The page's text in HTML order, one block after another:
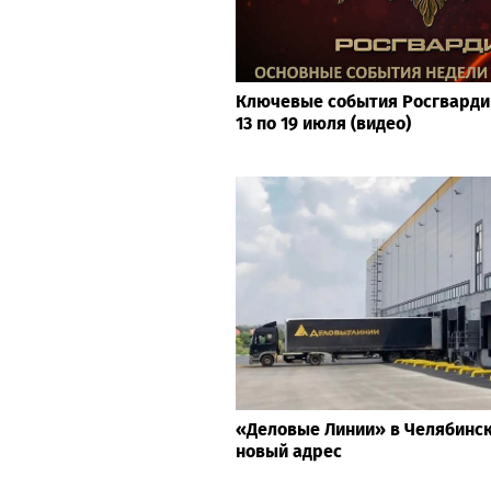
Ключевые события
13 по 19 июля (видео)
«Деловые Линии» в
новый адрес